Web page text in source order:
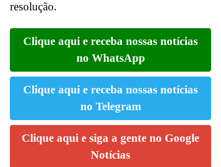
resolução.
Clique aqui e receba nossas notícias
no WhatsApp
Clique aqui e receba nossas notícias
no Telegram
Clique aqui e siga a gente no Google
Notícias